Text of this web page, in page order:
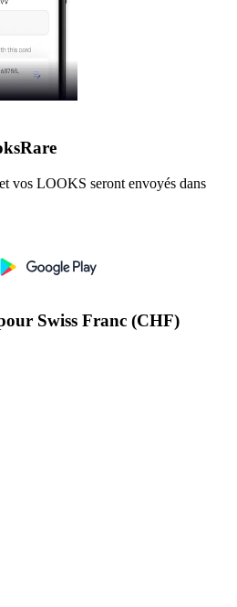
vos LOOKS seront envoyés dans
Swiss Franc (CHF)